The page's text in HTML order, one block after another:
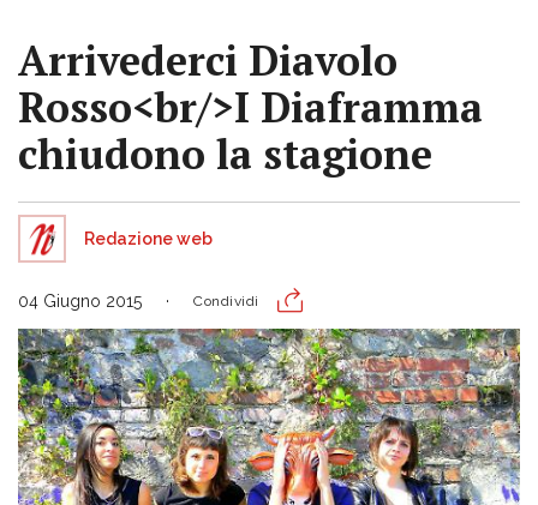
Arrivederci Diavolo
Rosso<br/>I Diaframma
chiudono la stagione
Redazione web
04 Giugno 2015 Condividi